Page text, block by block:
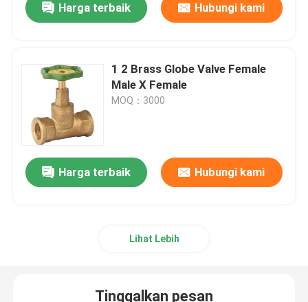
Harga terbaik Hubungi kami
1 2 Brass Globe Valve Female
Male X Female
MOQ：3000
Harga terbaik Hubungi kami
Lihat Lebih
Tinggalkan pesan